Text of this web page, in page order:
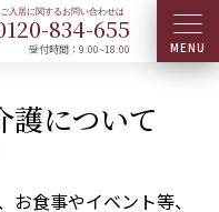
834-655
受付時間：9:00~18:00
護について
食事やイベント等、